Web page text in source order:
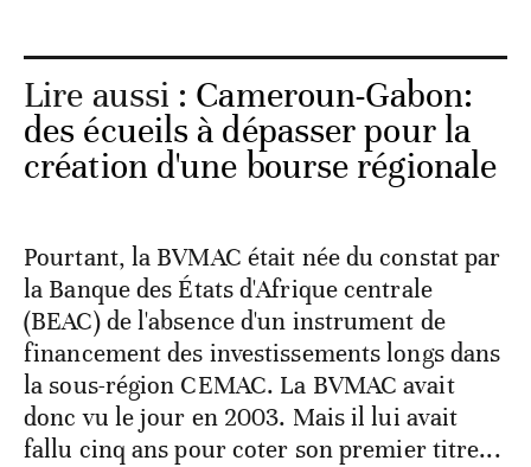
Lire aussi : Cameroun-Gabon:
des écueils à dépasser pour la
création d'une bourse régionale
Pourtant, la BVMAC était née du constat par
la Banque des États d'Afrique centrale
(BEAC) de l'absence d'un instrument de
financement des investissements longs dans
la sous-région CEMAC. La BVMAC avait
donc vu le jour en 2003. Mais il lui avait
fallu cinq ans pour coter son premier titre...